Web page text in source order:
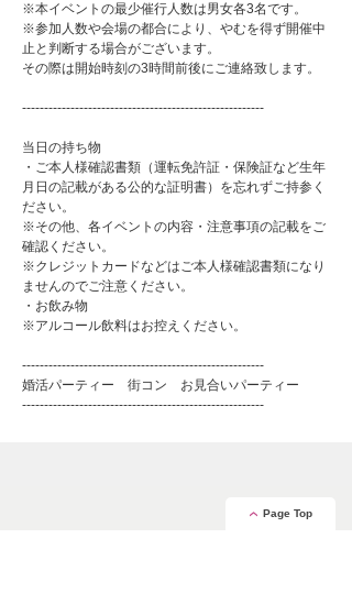
※本イベントの最少催行人数は男女各3名です。
※参加人数や会場の都合により、やむを得ず開催中
止と判断する場合がございます。
その際は開始時刻の3時間前後にご連絡致します。
-------------------------------------------------------
当日の持ち物
・ご本人様確認書類（運転免許証・保険証など生年
月日の記載がある公的な証明書）を忘れずご持参く
ださい。
※その他、各イベントの内容・注意事項の記載をご
確認ください。
※クレジットカードなどはご本人様確認書類になり
ませんのでご注意ください。
・お飲み物
※アルコール飲料はお控えください。
-------------------------------------------------------
婚活パーティー 街コン お見合いパーティー
-------------------------------------------------------
Page Top